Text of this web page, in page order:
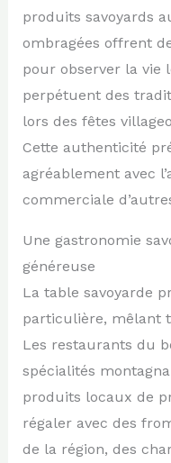
produits savoyards
ombragées offrent
pour observer la vie
perpétuent des
lors des fêtes
Cette authenticité
agréablement avec
commerciale
Une gastronomie
généreuse
La table savoyarde
particulière, mêlant
Les restaurants du
spécialités
produits locaux de
régaler avec des
de la région, des